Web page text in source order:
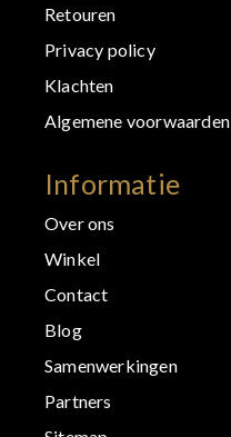
Retouren
Privacy policy
Klachten
Algemene voorwaarden
Informatie
Over ons
Winkel
Contact
Blog
Samenwerkingen
Partners